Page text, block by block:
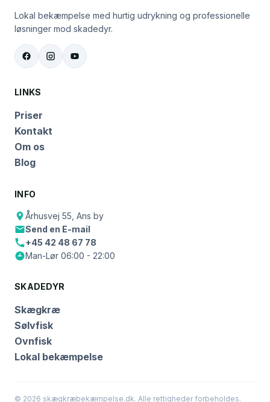
Lokal bekæmpelse med hurtig udrykning og professionelle
løsninger mod skadedyr.
LINKS
Priser
Kontakt
Om os
Blog
INFO
Århusvej 55, Ans by
Send en E-mail
+45 42 48 67 78
Man-Lør 06:00 - 22:00
SKADEDYR
Skægkræ
Sølvfisk
Ovnfisk
Lokal bekæmpelse
© 2026 skægkræbekæmpelse.dk. Alle rettigheder forbeholdes.